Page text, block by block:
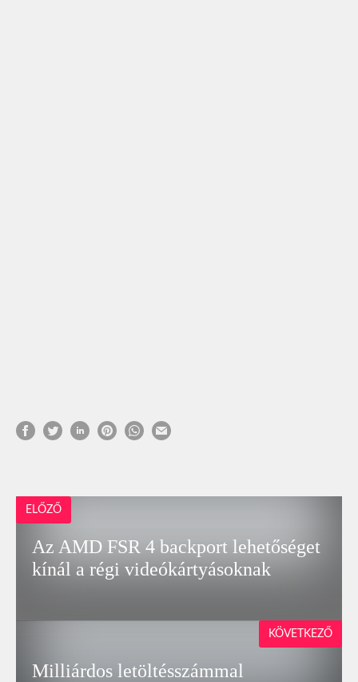
ELŐZŐ
Az AMD FSR 4 backport lehetőséget
kínál a régi videókártyásoknak
Milliárdos letöltésszámmal
KÖVETKEZŐ